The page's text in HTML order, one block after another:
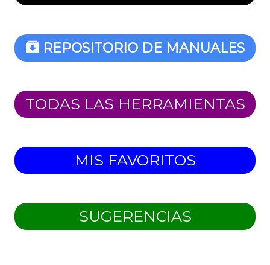
REPOSITORIO DE MANUALES
TODAS LAS HERRAMIENTAS
MIS FAVORITOS
SUGERENCIAS